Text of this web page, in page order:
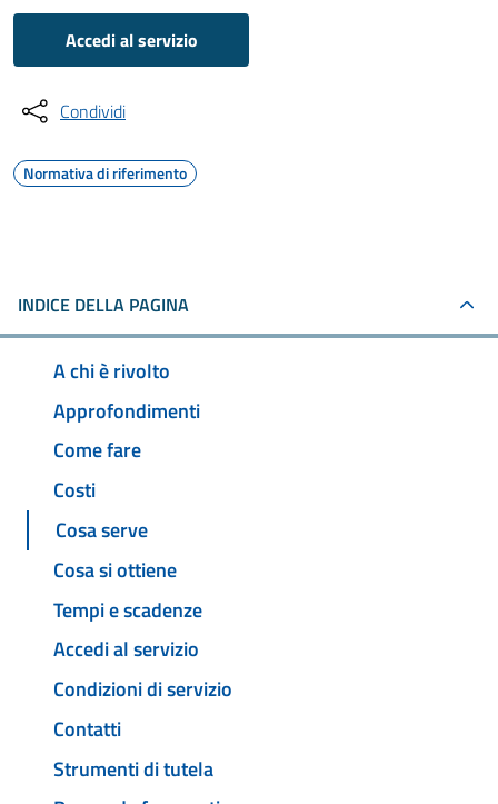
Accedi al servizio
Condividi
Normativa di riferimento
INDICE DELLA PAGINA
A chi è rivolto
Approfondimenti
Come fare
Costi
Cosa serve
Cosa si ottiene
Tempi e scadenze
Accedi al servizio
Condizioni di servizio
Contatti
Strumenti di tutela